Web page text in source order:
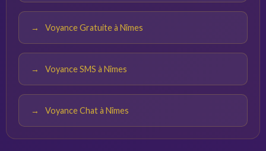
Voyance Gratuite à Nîmes
Voyance SMS à Nîmes
Voyance Chat à Nîmes